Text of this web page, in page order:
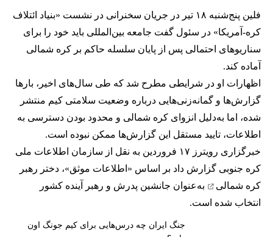
فلین پنج‌شنبه ۱۸ تیر در جریان سخنرانی در نشست «بنیاد ائتلاف
کره-آمریکا» در سئول گفت جامعه بین‌المللی باید خود را برای
سناریوهای احتمالی پس از پایان سلسله حاکم بر کره شمالی
آماده کند.
اظهارات او در شرایطی مطرح شد که طی سال‌های اخیر، بارها
گزارش‌ها و گمانه‌زنی‌هایی درباره وضعیت سلامتی کیم منتشر
شده، اما به‌دلیل انزوای کره شمالی و محدود بودن دسترسی به
اطلاعات، تایید مستقل این گزارش‌ها ممکن نبوده است.
خبرگزاری رویترز ۱۷ فروردین به نقل از سازمان اطلاعات ملی
کره جنوبی گزارش داد بر اساس «اطلاعات موثق»، دختر رهبر
کره شمالی
به‌عنوان جانشین پدرش و رهبر آینده کشور
انتخاب شده است.
جنگ ایران چه درس‌هایی برای کیم جونگ اون